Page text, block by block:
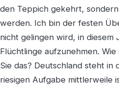
den Teppich gekehrt,
werden. Ich bin der festen
nicht gelingen wird, in diesem
Flüchtlinge aufzunehmen. Wie
Sie das? Deutschland steht in
riesigen Aufgabe mittlerweile